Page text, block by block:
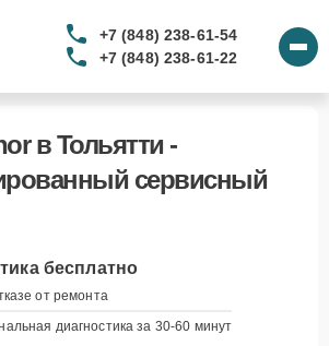
+7 (848) 238-61-54
+7 (848) 238-61-22
в Тольятти -
сервисный
бесплатно
от ремонта
диагностика за 30-60 минут